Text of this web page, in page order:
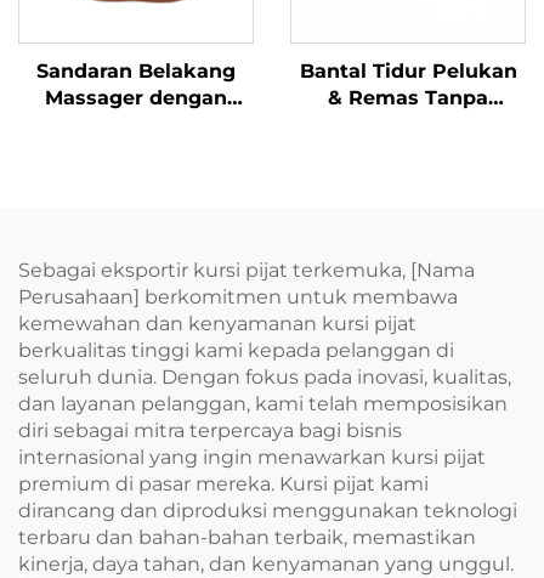
Sandaran Belakang
Massager dengan
Bantal Tidur Pelukan
& Remas Tanpa
Sebagai eksportir kursi pijat terkemuka, [Nama
Perusahaan] berkomitmen untuk membawa
kemewahan dan kenyamanan kursi pijat
berkualitas tinggi kami kepada pelanggan di
seluruh dunia. Dengan fokus pada inovasi, kualitas,
dan layanan pelanggan, kami telah memposisikan
diri sebagai mitra terpercaya bagi bisnis
internasional yang ingin menawarkan kursi pijat
premium di pasar mereka. Kursi pijat kami
dirancang dan diproduksi menggunakan teknologi
terbaru dan bahan-bahan terbaik, memastikan
kinerja, daya tahan, dan kenyamanan yang unggul.